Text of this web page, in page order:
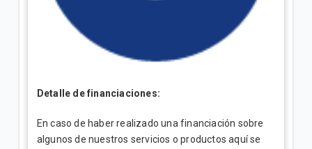
Detalle de financiaciones:
En caso de haber realizado una financiación sobre
algunos de nuestros servicios o productos aquí se